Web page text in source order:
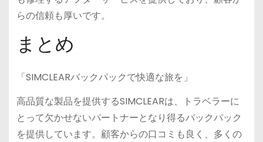
らの信頼も厚いです。
まとめ
「SIMCLEARバックパックで快適な旅を」
高品質な製品を提供するSIMCLEARは、トラベラーに
とって欠かせないパートナーとなり得るバックパック
を提供しています。顧客からの口コミも良く、多くの